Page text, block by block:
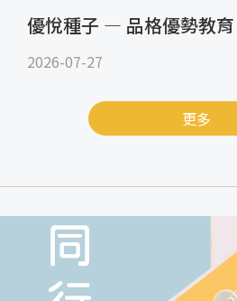
優悅種子 — 品格優勢教育
2026-07-27
更多